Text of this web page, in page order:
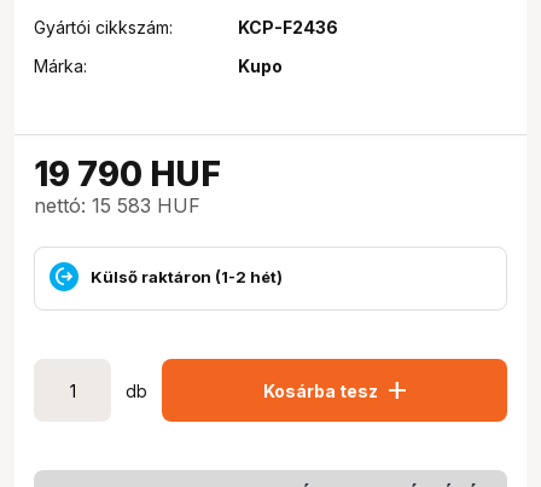
Gyártói cikkszám:
KCP-F2436
Márka:
Kupo
19 790 HUF
nettó: 15 583 HUF
Külső raktáron (1-2 hét)
db Kosárba tesz add